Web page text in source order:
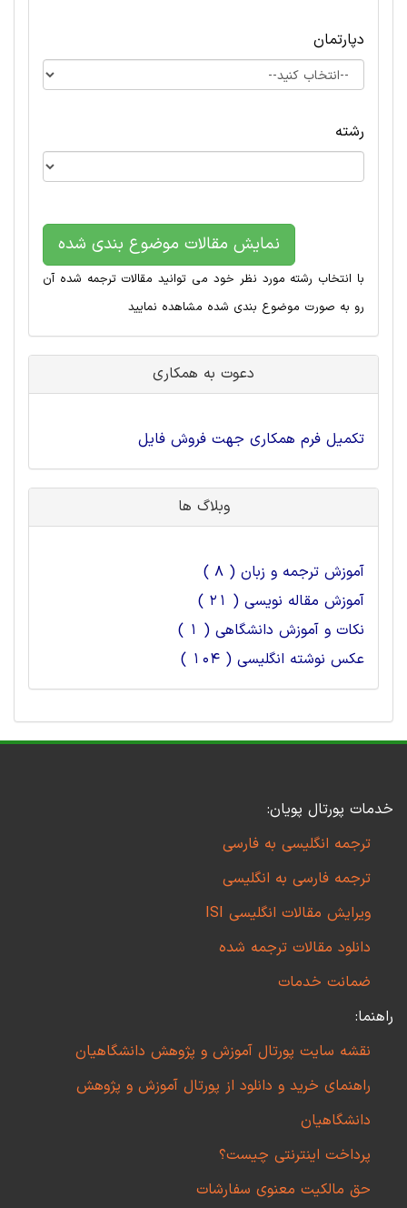
دپارتمان
رشته
نمایش مقالات موضوع بندی شده
با انتخاب رشته مورد نظر خود می توانید مقالات ترجمه شده آن
رو به صورت موضوع بندی شده مشاهده نمایید
دعوت به همکاری
تکمیل فرم همکاری جهت فروش فایل
وبلاگ ها
آموزش ترجمه و زبان ( 8 )
آموزش مقاله نویسی ( 21 )
نکات و آموزش دانشگاهی ( 1 )
عکس نوشته انگلیسی ( 104 )
خدمات پورتال پویان:
ترجمه انگلیسی به فارسی
ترجمه فارسی به انگلیسی
ویرایش مقالات انگلیسی ISI
دانلود مقالات ترجمه شده
ضمانت خدمات
راهنما:
نقشه سایت پورتال آموزش و پژوهش دانشگاهیان
راهنمای خرید و دانلود از پورتال آموزش و پژوهش
دانشگاهیان
پرداخت اینترنتی چیست؟
حق مالکیت معنوی سفارشات